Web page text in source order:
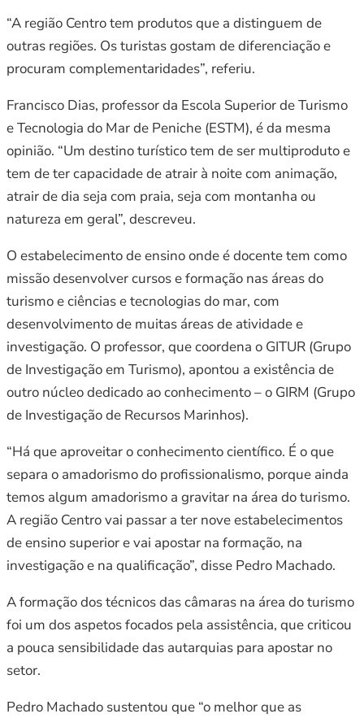
“A região Centro tem produtos que a distinguem de
outras regiões. Os turistas gostam de diferenciação e
procuram complementaridades”, referiu.
Francisco Dias, professor da Escola Superior de Turismo
e Tecnologia do Mar de Peniche (ESTM), é da mesma
opinião. “Um destino turístico tem de ser multiproduto e
tem de ter capacidade de atrair à noite com animação,
atrair de dia seja com praia, seja com montanha ou
natureza em geral”, descreveu.
O estabelecimento de ensino onde é docente tem como
missão desenvolver cursos e formação nas áreas do
turismo e ciências e tecnologias do mar, com
desenvolvimento de muitas áreas de atividade e
investigação. O professor, que coordena o GITUR (Grupo
de Investigação em Turismo), apontou a existência de
outro núcleo dedicado ao conhecimento – o GIRM (Grupo
de Investigação de Recursos Marinhos).
“Há que aproveitar o conhecimento científico. É o que
separa o amadorismo do profissionalismo, porque ainda
temos algum amadorismo a gravitar na área do turismo.
A região Centro vai passar a ter nove estabelecimentos
de ensino superior e vai apostar na formação, na
investigação e na qualificação”, disse Pedro Machado.
A formação dos técnicos das câmaras na área do turismo
foi um dos aspetos focados pela assistência, que criticou
a pouca sensibilidade das autarquias para apostar no
setor.
Pedro Machado sustentou que “o melhor que as